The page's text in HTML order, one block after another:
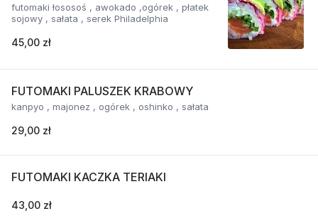
futomaki łososoś , awokado ,ogórek , płatek
sojowy , sałata , serek Philadelphia
45,00 zł
FUTOMAKI PALUSZEK KRABOWY
kanpyo , majonez , ogórek , oshinko , sałata
29,00 zł
FUTOMAKI KACZKA TERIAKI
43,00 zł